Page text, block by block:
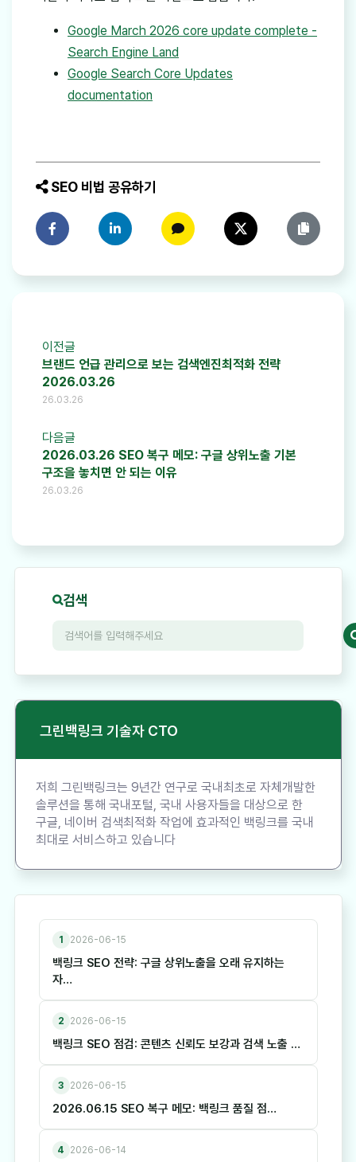
Google March 2026 core update complete -
Search Engine Land
Google Search Core Updates
documentation
SEO 비법 공유하기
페이스북에 공유하기링크드인에 공유하기카카오톡에 공유하기트위터에 공유하기링크 복사
이전글
브랜드 언급 관리으로 보는 검색엔진최적화 전략
2026.03.26
26.03.26
다음글
2026.03.26 SEO 복구 메모: 구글 상위노출 기본
구조을 놓치면 안 되는 이유
26.03.26
검색
그린백링크 기술자 CTO
저희 그린백링크는 9년간 연구로 국내최초로 자체개발한
솔루션을 통해 국내포털, 국내 사용자들을 대상으로 한
구글, 네이버 검색최적화 작업에 효과적인 백링크를 국내
최대로 서비스하고 있습니다
1 2026-06-15
백링크 SEO 전략: 구글 상위노출을 오래 유지하는
자…
2 2026-06-15
백링크 SEO 점검: 콘텐츠 신뢰도 보강과 검색 노출 …
3 2026-06-15
2026.06.15 SEO 복구 메모: 백링크 품질 점…
4 2026-06-14